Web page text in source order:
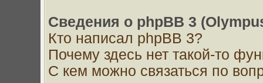
Сведения о phpBB 3
Кто написал phpBB 3?
Почему здесь нет такой-то
С кем можно связаться по